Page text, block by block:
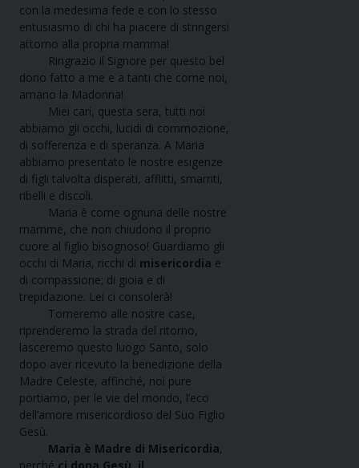
con la medesima fede e con lo stesso
entusiasmo di chi ha piacere di stringersi
attorno alla propria mamma!
Ringrazio il Signore per questo bel
dono fatto a me e a tanti che come noi,
amano la Madonna!
Miei cari, questa sera, tutti noi
abbiamo gli occhi, lucidi di commozione,
di sofferenza e di speranza. A Maria
abbiamo presentato le nostre esigenze
di figli talvolta disperati, afflitti, smarriti,
ribelli e discoli.
Maria è come ognuna delle nostre
mamme, che non chiudono il proprio
cuore al figlio bisognoso! Guardiamo gli
occhi di Maria, ricchi di misericordia e
di compassione; di gioia e di
trepidazione. Lei ci consolerà!
Torneremo alle nostre case,
riprenderemo la strada del ritorno,
lasceremo questo luogo Santo, solo
dopo aver ricevuto la benedizione della
Madre Celeste, affinché, noi pure
portiamo, per le vie del mondo, l’eco
dell’amore misericordioso del Suo Figlio
Gesù.
Maria è Madre di Misericordia,